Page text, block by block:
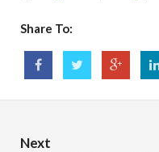
Share To:
Next